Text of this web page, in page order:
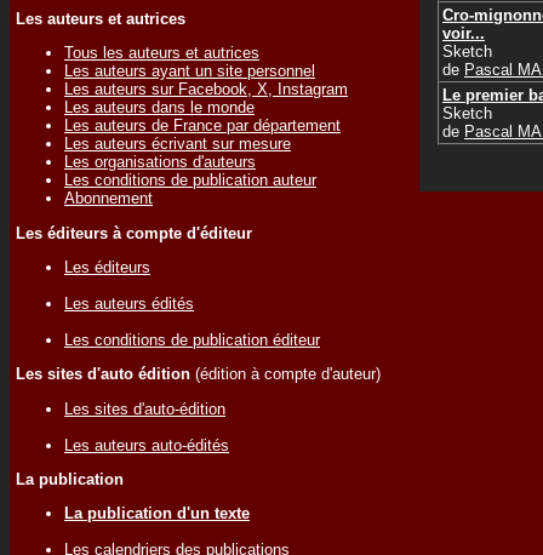
Les auteurs et autrices
Tous les auteurs et autrices
Les auteurs ayant un site personnel
Les auteurs sur Facebook, X, Instagram
Les auteurs dans le monde
Les auteurs de France par département
Les auteurs écrivant sur mesure
Les organisations d'auteurs
Les conditions de publication auteur
Abonnement
Les éditeurs à compte d'éditeur
Les éditeurs
Les auteurs édités
Les conditions de publication éditeur
Les sites d'auto édition (édition à compte d'auteur)
Les sites d'auto-édition
Les auteurs auto-édités
La publication
La publication d'un texte
Les calendriers des publications
Cro-
voir...
Sketch
de Pascal
Le premier
Sketch
de Pascal